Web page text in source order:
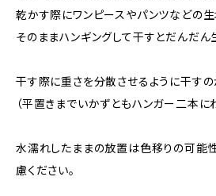
乾かす際にワンピースやパンツなどの
そのままハンギングして干すとだんだん
干す際に重さを分散させるように干すの
（平置きまでいかずともハンガー二本に
水濡れしたままの放置は色移りの可能
慮ください。